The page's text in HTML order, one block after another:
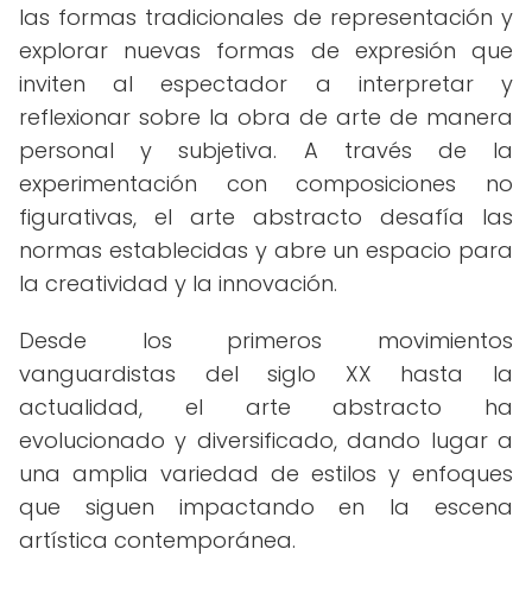
las formas tradicionales de representación y
explorar nuevas formas de expresión que
inviten al espectador a interpretar y
reflexionar sobre la obra de arte de manera
personal y subjetiva. A través de la
experimentación con composiciones no
figurativas, el arte abstracto desafía las
normas establecidas y abre un espacio para
la creatividad y la innovación.
Desde los primeros movimientos
vanguardistas del siglo XX hasta la
actualidad, el arte abstracto ha
evolucionado y diversificado, dando lugar a
una amplia variedad de estilos y enfoques
que siguen impactando en la escena
artística contemporánea.